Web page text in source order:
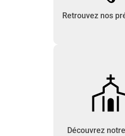
Retrouvez nos
Découvrez